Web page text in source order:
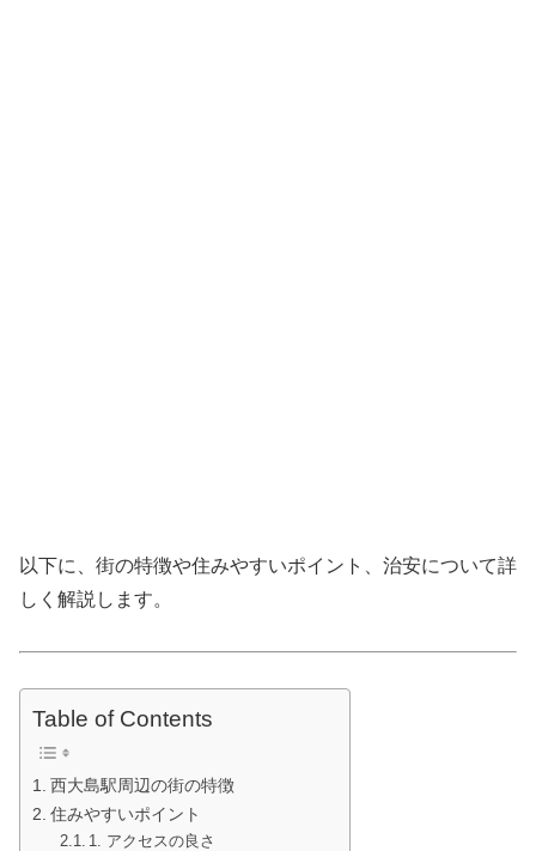
以下に、街の特徴や住みやすいポイント、治安について詳
しく解説します。
Table of Contents
西大島駅周辺の街の特徴
住みやすいポイント
1. アクセスの良さ